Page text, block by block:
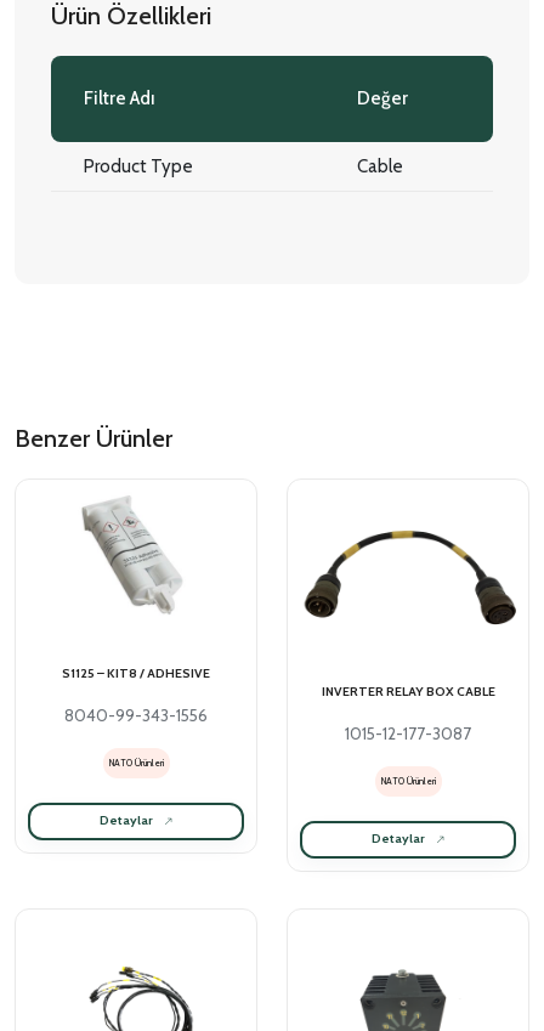
Ürün Özellikleri
Filtre Adı Değer
Product Type Cable
Benzer Ürünler
S1125 – KIT8 / ADHESIVE
8040-99-343-1556
NATO Ürünleri
Detaylar
INVERTER RELAY BOX CABLE
1015-12-177-3087
NATO Ürünleri
Detaylar